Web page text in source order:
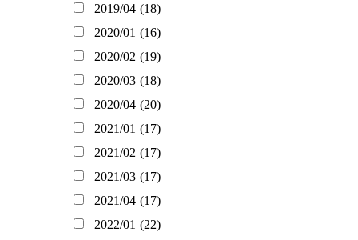
2019/04 (18)
2020/01 (16)
2020/02 (19)
2020/03 (18)
2020/04 (20)
2021/01 (17)
2021/02 (17)
2021/03 (17)
2021/04 (17)
2022/01 (22)